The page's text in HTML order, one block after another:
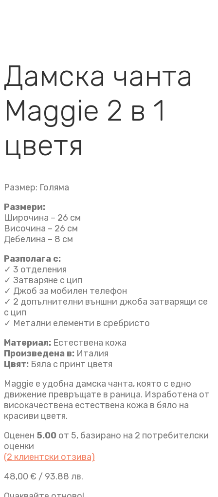
Дамска чанта
Maggie 2 в 1
цветя
Размер: Голяма
Размери:
Широчина – 26 см
Височина – 26 см
Дебелина – 8 см
Разполага с:
✓ 3 отделения
✓ Затваряне с цип
✓ Джоб за мобилен телефон
✓ 2 допълнителни външни джоба затварящи се
с цип
✓ Метални елементи в сребристо
Материал: Естествена кожа
Произведена в: Италия
Цвят: Бяла с принт цветя
Maggie е удобна дамска чанта, която с едно
движение превръщате в раница. Изработена от
високачествена естествена кожа в бяло на
красиви цветя.
Оценен 5.00 от 5, базирано на 2 потребителски
оценки
(2 клиентски отзива)
48,00 € / 93.88 лв.